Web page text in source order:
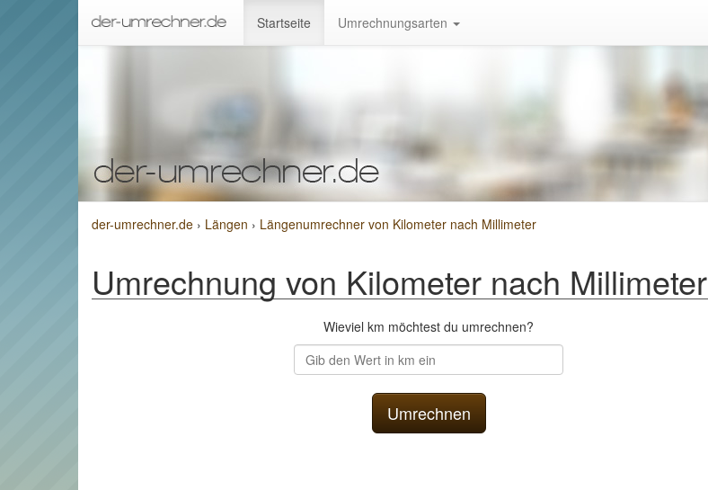
Startseite Umrechnungsarten
der-umrechner.de › Längen › Längenumrechner von Kilometer nach Millimeter
Umrechnung von Kilometer nach Millimeter
Wieviel km möchtest du umrechnen?